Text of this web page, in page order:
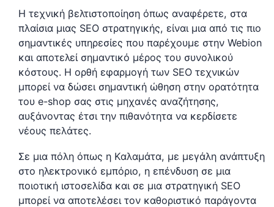
Η τεχνική βελτιστοποίηση όπως αναφέρετε, στα
πλαίσια μιας SEO στρατηγικής, είναι μια από τις πιο
σημαντικές υπηρεσίες που παρέχουμε στην Webion
και αποτελεί σημαντικό μέρος του συνολικού
κόστους. Η ορθή εφαρμογή των SEO τεχνικών
μπορεί να δώσει σημαντική ώθηση στην ορατότητα
του e-shop σας στις μηχανές αναζήτησης,
αυξάνοντας έτσι την πιθανότητα να κερδίσετε
νέους πελάτες.
Σε μια πόλη όπως η Καλαμάτα, με μεγάλη ανάπτυξη
στο ηλεκτρονικό εμπόριο, η επένδυση σε μια
ποιοτική ιστοσελίδα και σε μια στρατηγική SEO
μπορεί να αποτελέσει τον καθοριστικό παράγοντα